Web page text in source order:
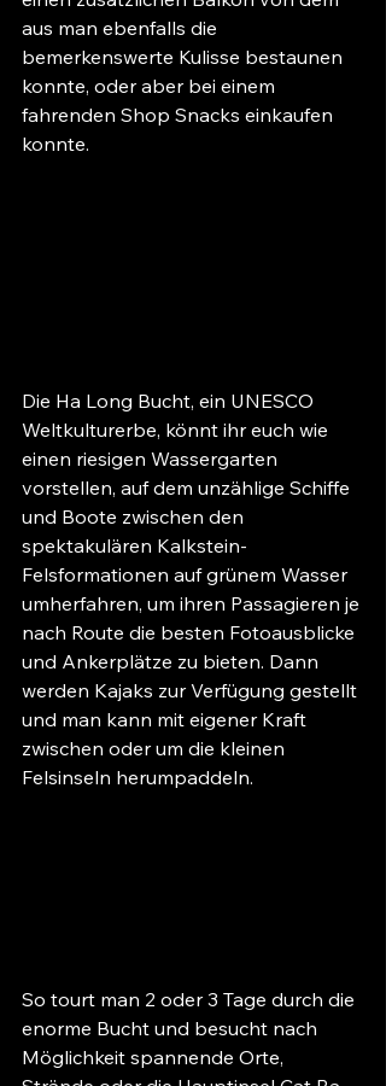
aus man ebenfalls die
bemerkenswerte Kulisse bestaunen
konnte, oder aber bei einem
fahrenden Shop Snacks einkaufen
konnte.
Die Ha Long Bucht, ein UNESCO
Weltkulturerbe, könnt ihr euch wie
einen riesigen Wassergarten
vorstellen, auf dem unzählige Schiffe
und Boote zwischen den
spektakulären Kalkstein-
Felsformationen auf grünem Wasser
umherfahren, um ihren Passagieren je
nach Route die besten Fotoausblicke
und Ankerplätze zu bieten. Dann
werden Kajaks zur Verfügung gestellt
und man kann mit eigener Kraft
zwischen oder um die kleinen
Felsinseln herumpaddeln.
So tourt man 2 oder 3 Tage durch die
enorme Bucht und besucht nach
Möglichkeit spannende Orte,